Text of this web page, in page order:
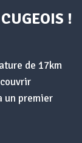
!
de 17km
un premier